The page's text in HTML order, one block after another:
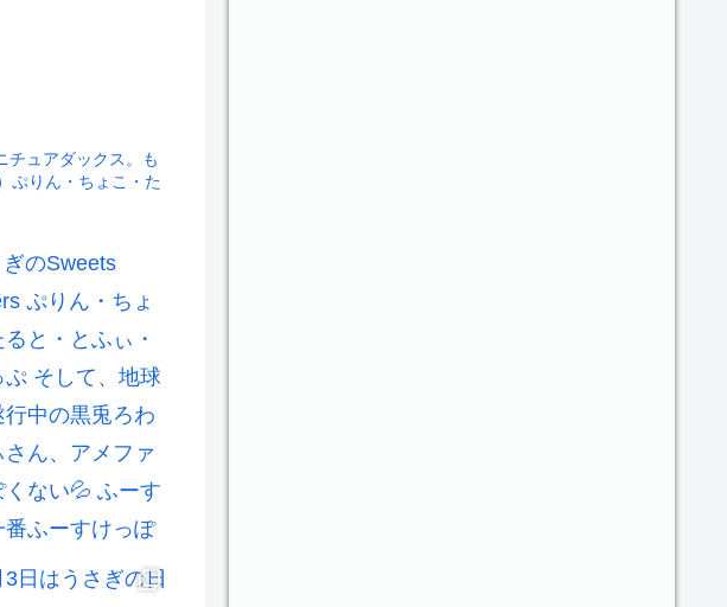
チュアダックス。も
ぷりん・ちょこ・た